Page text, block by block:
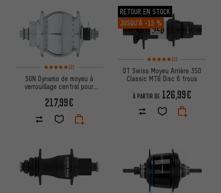
Note moyenne : 5 sur 5 d'après 2 avis
(2)
SON Dynamo de moyeu à
verrouillage central pour
217,99€
RETOUR EN STOCK
JUSQU’À -15 %
Note moyenne : 5 sur 5
(2)
DT Swiss Moyeu Arrière 350
Classic MTB Disc 6 trous
À PARTIR DE 126,99€